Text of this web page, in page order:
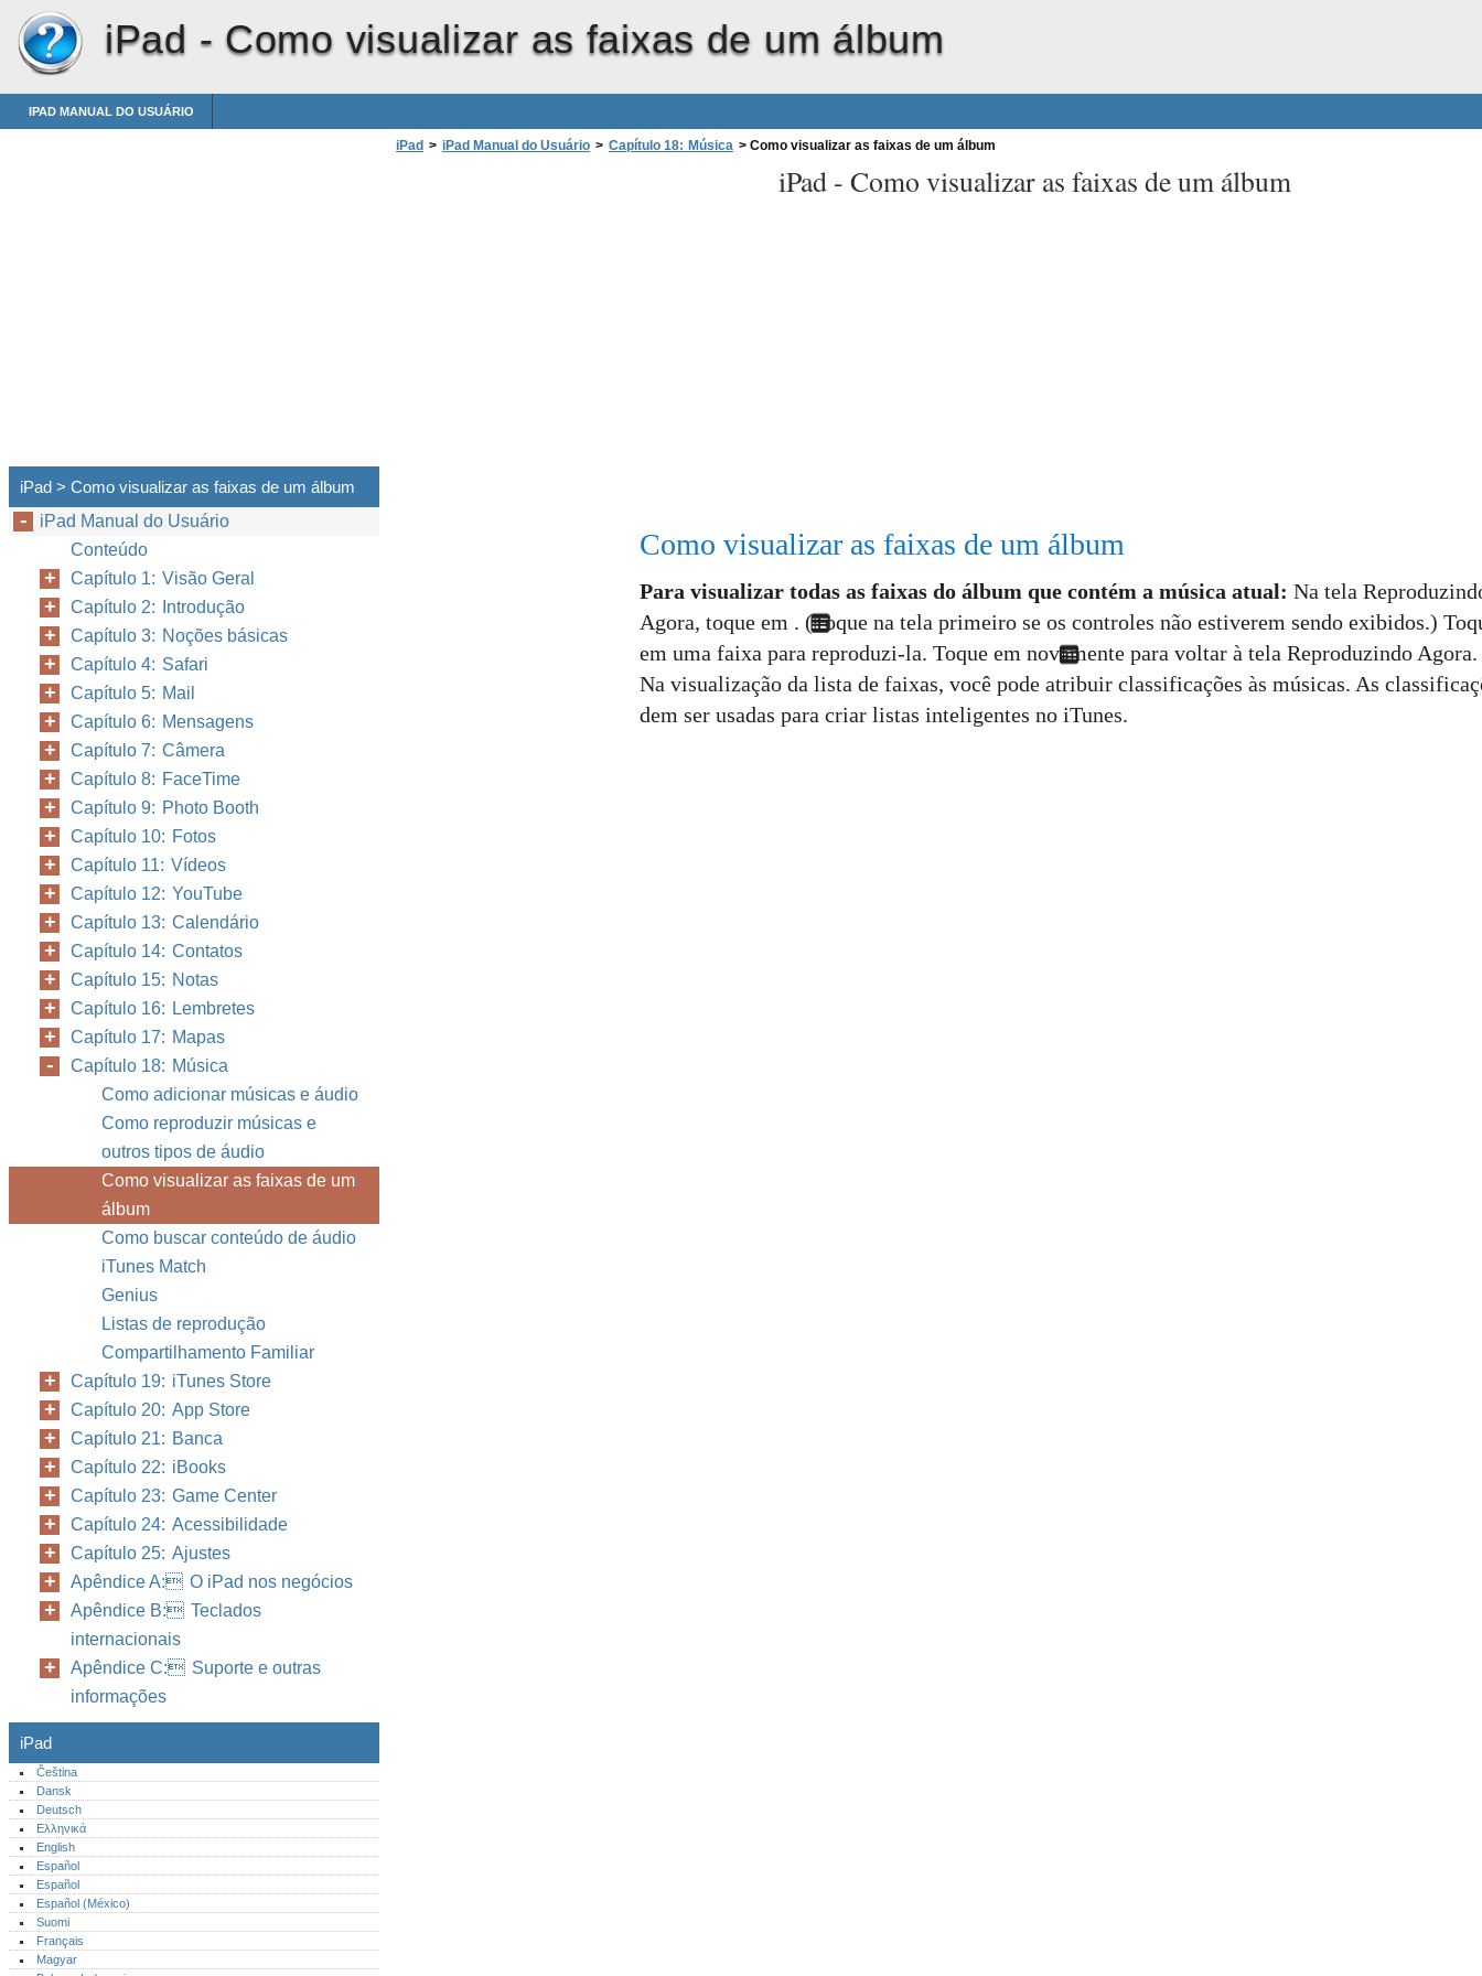
iPad -Como visualizar as faixas de um álbum
IPAD MANUAL DO USUÁRIO
iPad > iPad Manual do Usuário > Capítulo 18: Música > Como visualizar as faixas de um álbum
iPad - Como visualizar as faixas de um álbum
Como visualizar as faixas de um álbum
Para visualizar todas as faixas do álbum que contém a música atual: Na tela
Agora, toque em . (Toque na tela primeiro se os controles não estiverem sendo exibidos.)
em uma faixa para reproduzi-la. Toque em novamente para voltar à tela Reproduzindo Agora.
Na visualização da lista de faixas, você pode atribuir classificações às músicas. As
dem ser usadas para criar listas inteligentes no iTunes.
iPad > Como visualizar as faixas de um álbum
iPad Manual do Usuário
Conteúdo
Capítulo 1: Visão Geral
Capítulo 2: Introdução
Capítulo 3: Noções básicas
Capítulo 4: Safari
Capítulo 5: Mail
Capítulo 6: Mensagens
Capítulo 7: Câmera
Capítulo 8: FaceTime
Capítulo 9: Photo Booth
Capítulo 10: Fotos
Capítulo 11: Vídeos
Capítulo 12: YouTube
Capítulo 13: Calendário
Capítulo 14: Contatos
Capítulo 15: Notas
Capítulo 16: Lembretes
Capítulo 17: Mapas
Capítulo 18: Música
Como adicionar músicas e áudio
Como reproduzir músicas e
outros tipos de áudio
Como visualizar as faixas de um
álbum
Como buscar conteúdo de áudio
iTunes Match
Genius
Listas de reprodução
Compartilhamento Familiar
Capítulo 19: iTunes Store
Capítulo 20: App Store
Capítulo 21: Banca
Capítulo 22: iBooks
Capítulo 23: Game Center
Capítulo 24: Acessibilidade
Capítulo 25: Ajustes
Apêndice A: O iPad nos negócios
Apêndice B: Teclados
internacionais
Apêndice C: Suporte e outras
informações
iPad
Čeština
Dansk
Deutsch
Ελληνικά
English
Español
Español
Español (México)‎
Suomi
Français
Magyar